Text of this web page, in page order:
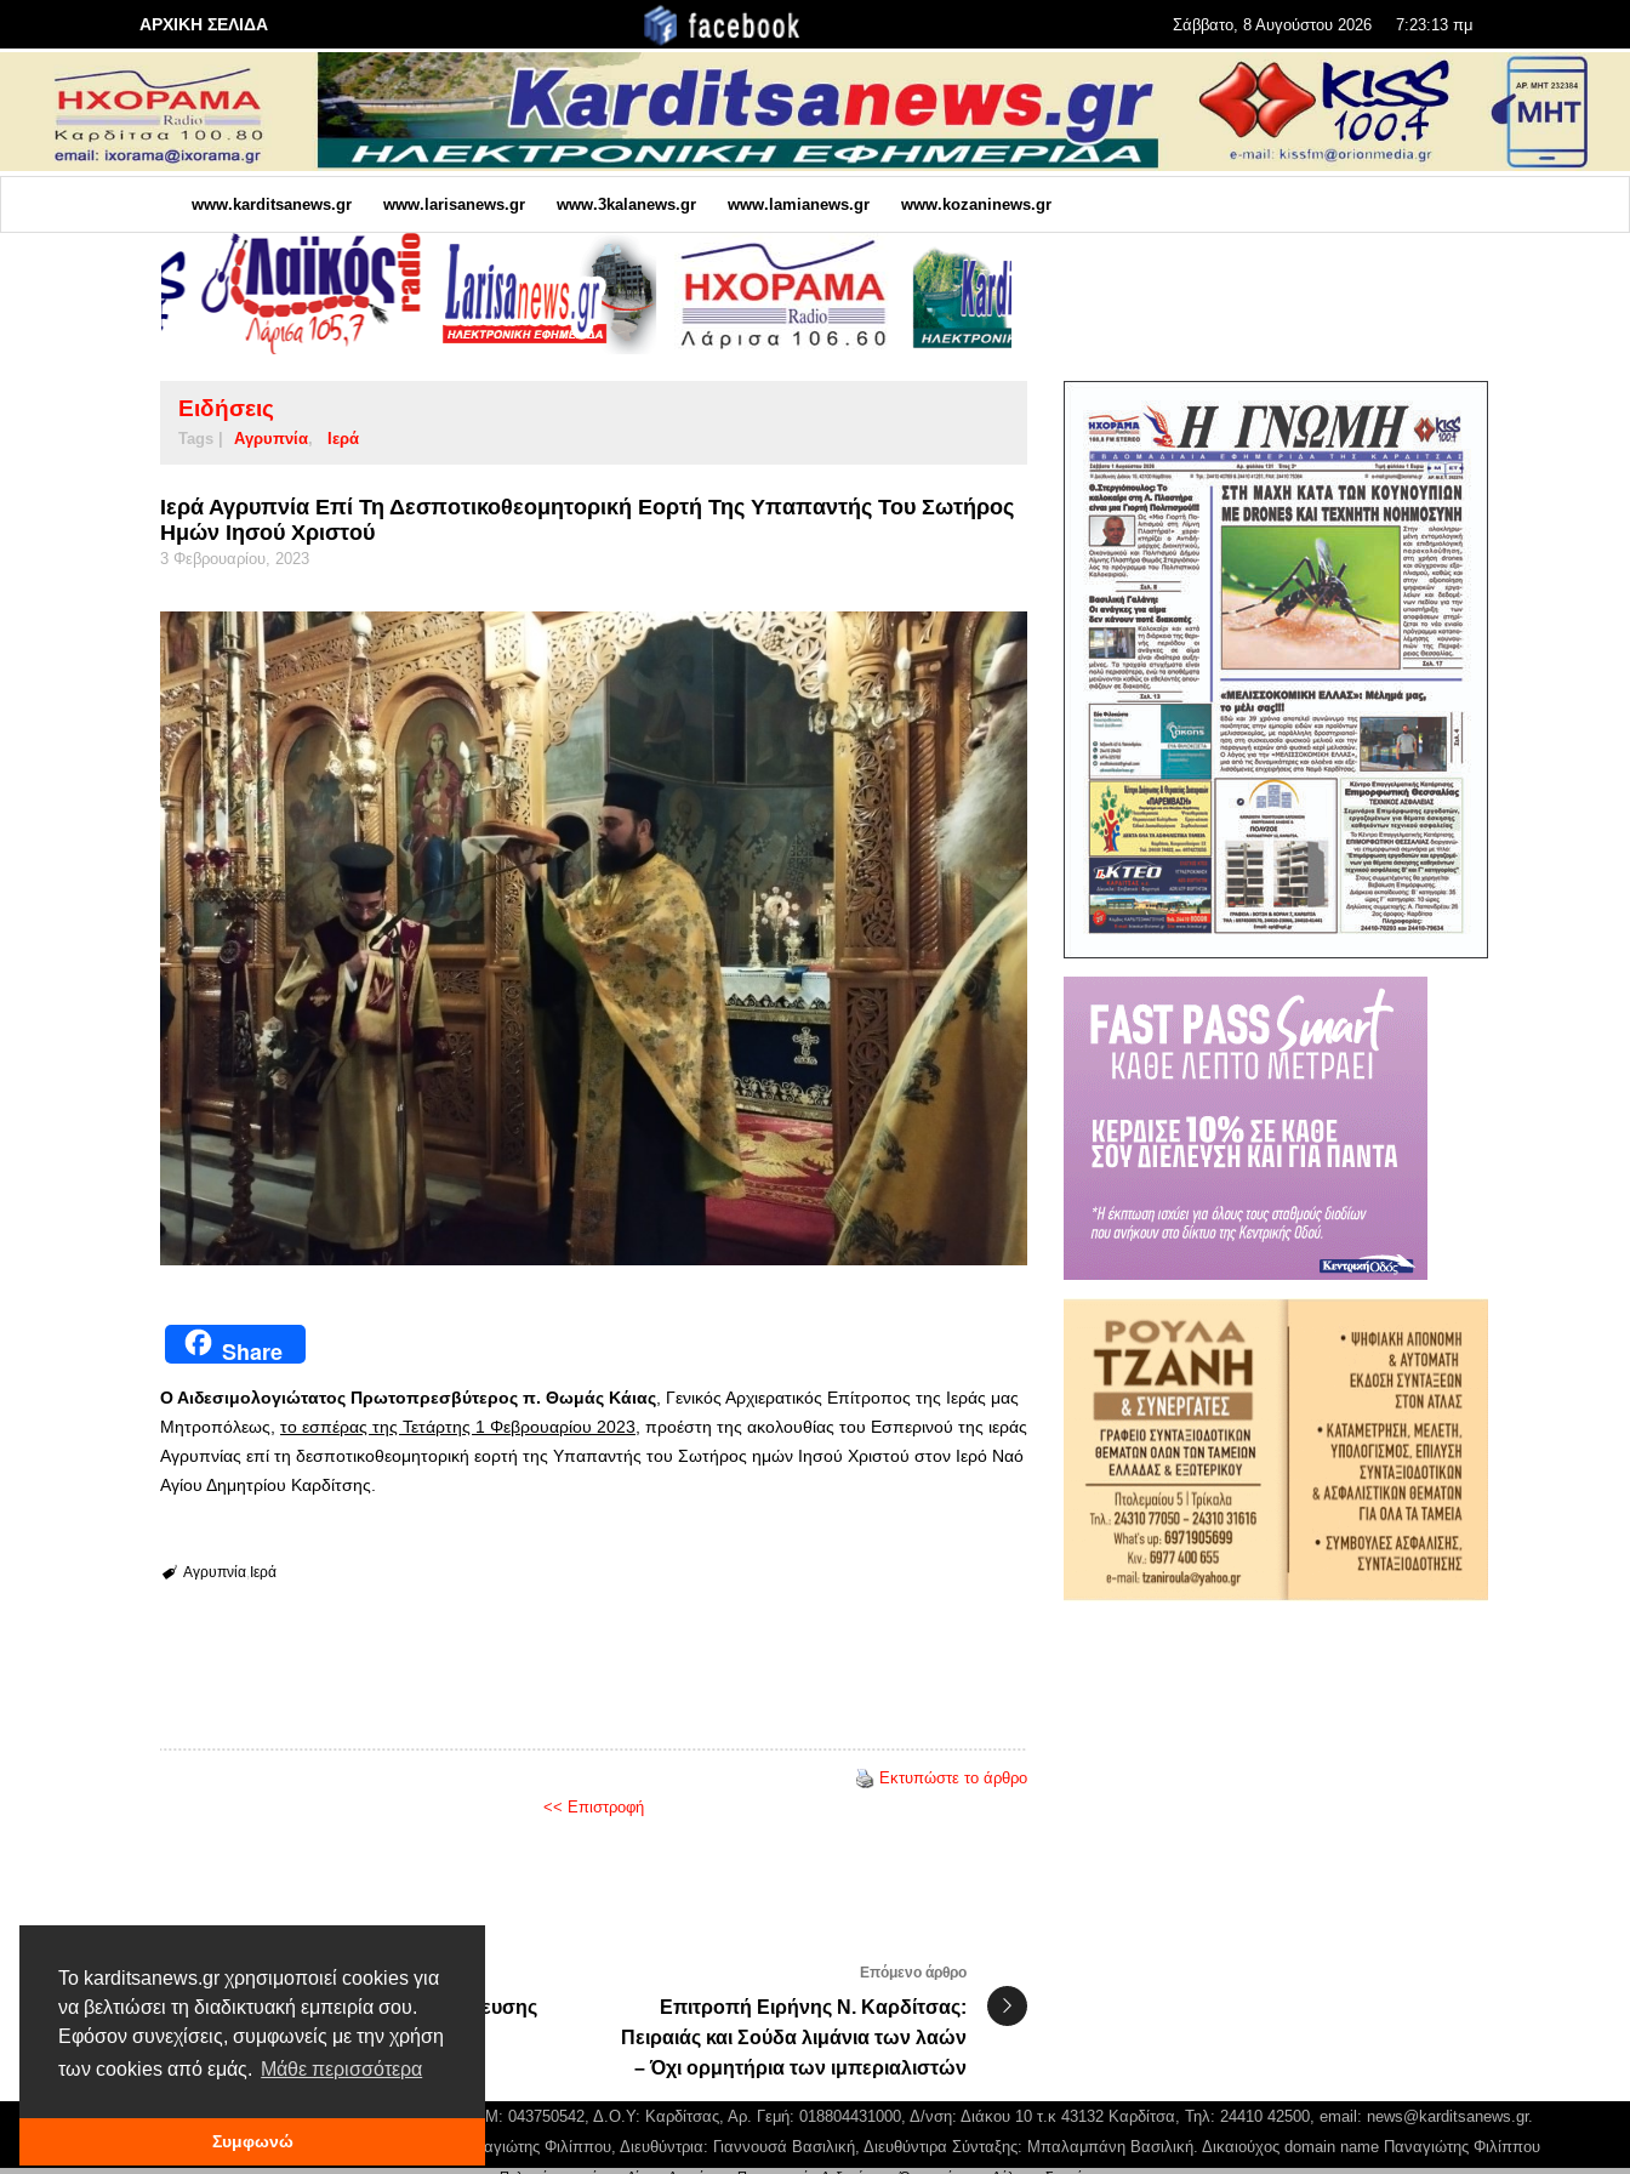
Το karditsanews.gr χρησιμοποιεί cookies για
να βελτιώσει τη διαδικτυακή εμπειρία σου.
Εφόσον συνεχίσεις, συμφωνείς με την χρήση
των cookies από εμάς. Μάθε περισσότερα
Συμφωνώ
ΑΡΧΙΚΗ ΣΕΛΙΔΑ Σάββατο, 8 Αυγούστου 2026 7:23:13 πμ
www.karditsanews.gr www.larisanews.gr www.3kalanews.gr www.lamianews.gr www.kozaninews.gr
Ειδήσεις
Tags | Αγρυπνία Ιερά
Ιερά Αγρυπνία Επί Τη Δεσποτικοθεομητορική Εορτή Της Υπαπαντής Του Σωτήρος
Ημών Ιησού Χριστού
3 Φεβρουαρίου, 2023
Share
Ο Αιδεσιμολογιώτατος Πρωτοπρεσβύτερος π. Θωμάς Κάιας , Γενικός Αρχιερατικός Επίτροπος της Ιεράς μας
Μητροπόλεως, το εσπέρας της Τετάρτης 1 Φεβρουαρίου 2023 , προέστη της ακολουθίας του Εσπερινού της ιεράς
Αγρυπνίας επί τη δεσποτικοθεομητορική εορτή της Υπαπαντής του Σωτήρος ημών Ιησού Χριστού στον Ιερό Ναό
Αγίου Δημητρίου Καρδίτσης.
Αγρυπνία Ιερά
Εκτυπώστε το άρθρο
<< Επιστροφή
Προηγούμενο άρθρο
Απόφαση της Γενικής Συνέλευσης
της ΕΛΜΕ Καρδίτσας για το
πρόγραμμα δράσης
Επόμενο άρθρο
Επιτροπή Ειρήνης Ν. Καρδίτσας:
Πειραιάς και Σούδα λιμάνια των λαών
– Όχι ορμητήρια των ιμπεριαλιστών
© Karditsa News | Διακριτικός Τίτλος: Orion Media, ΑΦΜ: 043750542, Δ.Ο.Υ: Καρδίτσας, Αρ. Γεμή: 018804431000, Δ/νση: Διάκου 10 τ.κ 43132 Καρδίτσα, Τηλ: 24410 42500, email: news@karditsanews.gr.
Νόμιμος Εκπρόσωπος, Ιδιοκτήτης και Διαχειριστής: Παναγιώτης Φιλίππου, Διευθύντρια: Γιαννουσά Βασιλική, Διευθύντιρα Σύνταξης: Μπαλαμπάνη Βασιλική. Δικαιούχος domain name Παναγιώτης Φιλίππου